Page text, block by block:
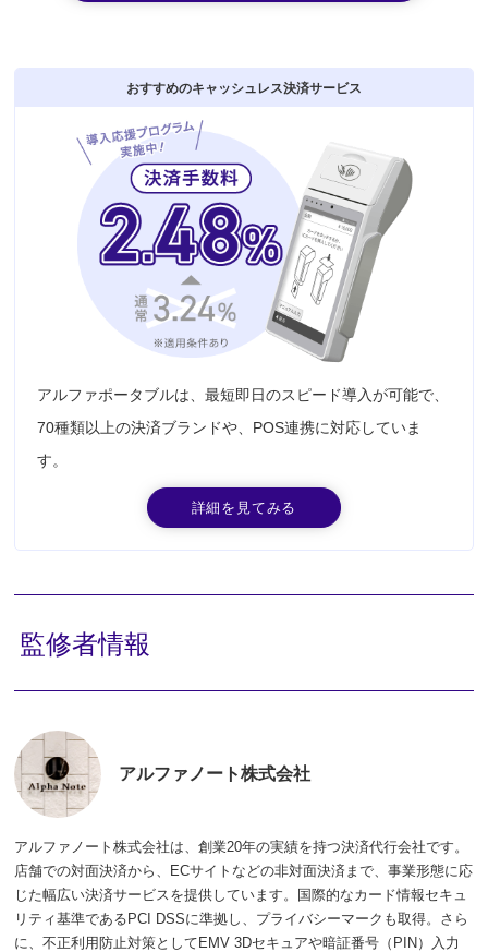
おすすめのキャッシュレス決済サービス
アルファポータブルは、最短即日のスピード導入が可能で、
70種類以上の決済ブランドや、POS連携に対応していま
す。
詳細を見てみる
監修者情報
アルファノート株式会社
アルファノート株式会社は、創業20年の実績を持つ決済代行会社です。
店舗での対面決済から、ECサイトなどの非対面決済まで、事業形態に応
じた幅広い決済サービスを提供しています。国際的なカード情報セキュ
リティ基準であるPCI DSSに準拠し、プライバシーマークも取得。さら
に、不正利用防止対策としてEMV 3Dセキュアや暗証番号（PIN）入力